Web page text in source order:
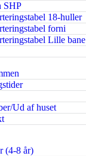
SHP
18-huller
forni
Lille bane
Ud af huset
(4-8 år)